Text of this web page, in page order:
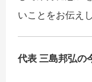
いことをお伝え
代表 三島邦弘の